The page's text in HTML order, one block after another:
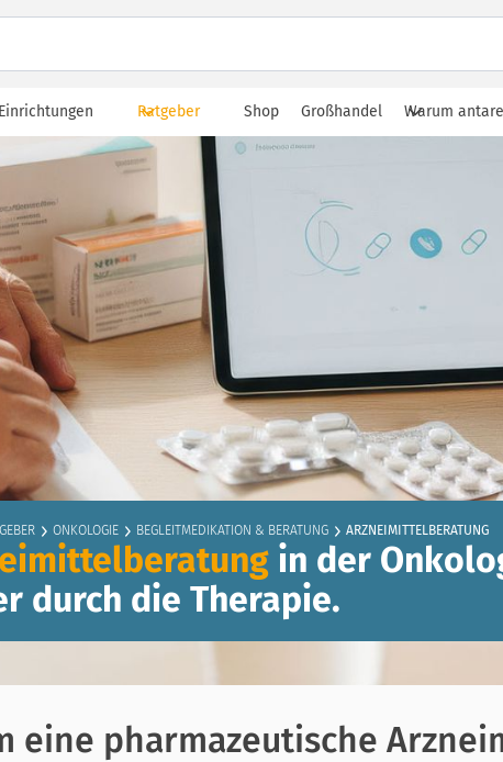
Ratgeber Shop Großhandel Warum
ONKOLOGIE BEGLEITMEDIKATION & BERATUNG ARZNEIMITTELBERATUNG
in der
durch die Therapie.
eine pharmazeutische